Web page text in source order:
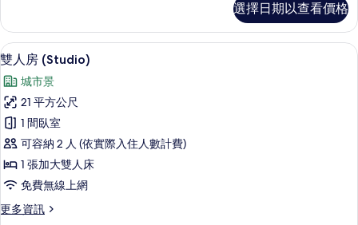
片
房
(Studio)
的
情
選擇日期以查看價格
顯
示
雙
人
房
(Studio)
的
所
有
雙人房 (Studio) | 書桌、免費無線上網
13
雙人房 (Studio)
城市景
21 平方公尺
1 間臥室
可容納 2 人 (依實際入住人數計費)
1 張加大雙人床
免費無線上網
更多資訊
更